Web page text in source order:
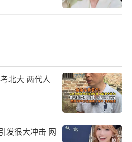
北大 两代人
发很大冲击 网